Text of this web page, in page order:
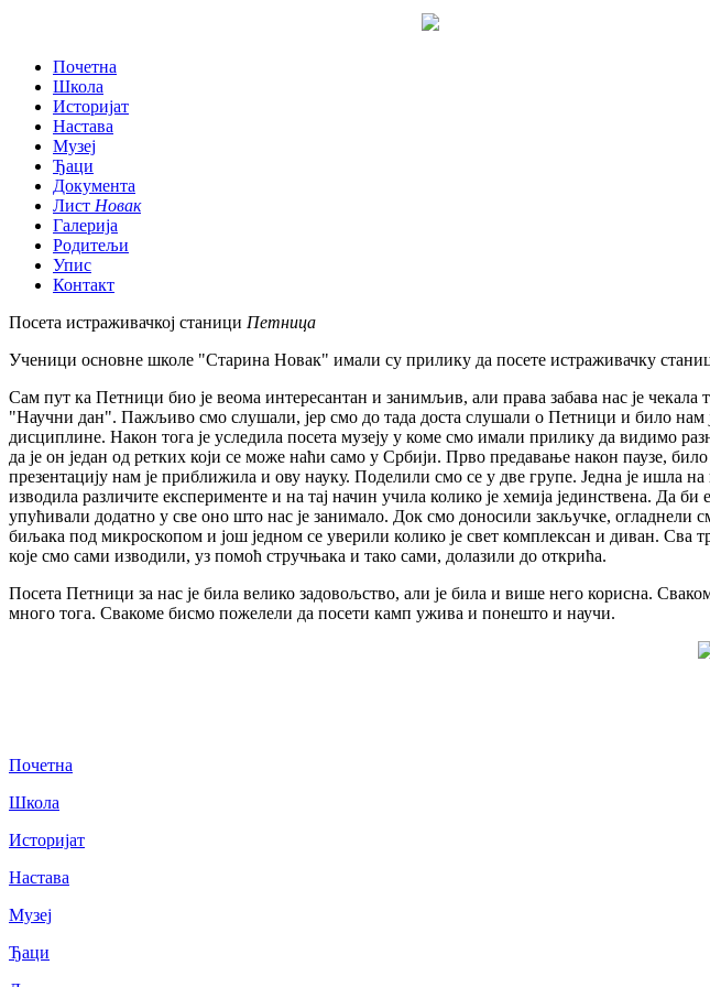
Почетна
Школа
Историјат
Настава
Музеј
Ђаци
Документа
Лист Новак
Галерија
Родитељи
Упис
Контакт
Посета истраживачкој станици Петница
Ученици основне школе "Старина Новак" имали су прилику да посете истраживачку
Сам пут ка Петници био је веома интересантан и занимљив, али права забава нас је чекала
"Научни дан". Пажљиво смо слушали, јер смо до тада доста слушали о Петници и било нам
дисциплине. Након тога је уследила посета музеју у коме смо имали прилику да видимо
да је он један од ретких који се може наћи само у Србији. Прво предавање након паузе,
презентацију нам је приближила и ову науку. Поделили смо се у две групе. Једна је ишла на
изводила различите експерименте и на тај начин учила колико је хемија јединствена.
упућивали додатно у све оно што нас је занимало. Док смо доносили закључке, огладнели
биљака под микроскопом и још једном се уверили колико је свет комплексан и диван.
које смо сами изводили, уз помоћ стручњака и тако сами, долазили до открића.
Посета Петници за нас је била велико задовољство, али је била и више него корисна.
много тога. Свакоме бисмо пожелели да посети камп ужива и понешто и научи.
Почетна
Школа
Историјат
Настава
Музеј
Ђаци